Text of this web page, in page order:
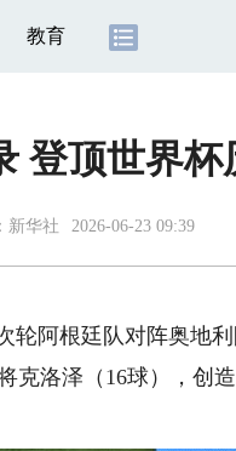
教育
登顶世界
新华社 2026-06-23 09:39
阿根廷队对阵奥地利
克洛泽（16球），创